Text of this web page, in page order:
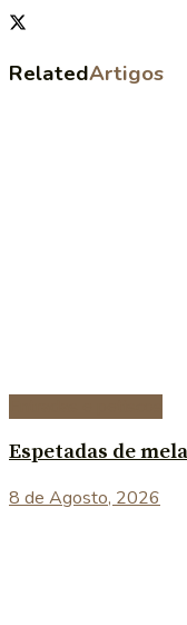
RelatedArtigos
Espetadas de
8 de Agosto, 2026